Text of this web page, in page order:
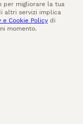
per migliorare la tua
altri servizi implica
e Cookie Policy di
momento.